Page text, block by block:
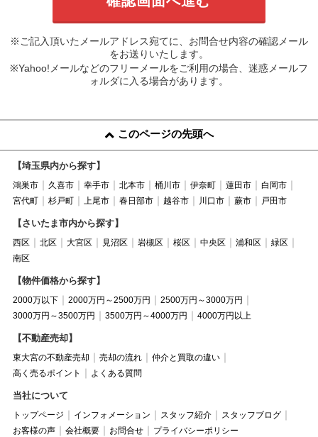
※ご記入頂いたメールアドレス宛てに、お問合せ内容の確認メール
をお送りいたします。
※Yahoo!メールなどのフリーメールをご利用の場合、迷惑メールフ
ォルダに入る場合があります。
このページの先頭へ
【埼玉県内から探す】
鴻巣市 久喜市 幸手市 北本市 桶川市 伊奈町 蓮田市
白岡市
宮代町
杉戸町 上尾市 春日部市 越谷市 川口市 蕨市 戸田市
【さいたま市内から探す】
西区 北区 大宮区 見沼区 岩槻区 桜区 中央区 浦和区
緑区
南区
【物件価格から探す】
2000万以下 2000万円～2500万円
2500万円～3000万円
3000万円～3500万円
3500万円～4000万円 4000万円以上
【不動産売却】
東大宮の不動産売却 売却の流れ
仲介と買取の違い
高く売るポイント
よくある質問
当社について
トップページ インフォメーション スタッフ紹介
スタッフブログ
お客様の声
会社概要 お問合せ プライバシーポリシー